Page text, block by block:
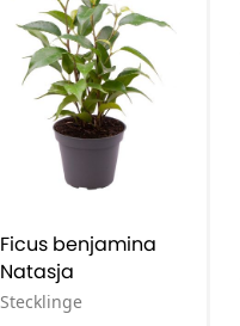
Ficus benjamina
Natasja
Stecklinge